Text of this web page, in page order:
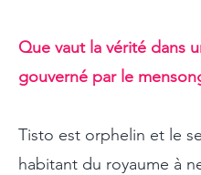
Que vaut la vérité dans
gouverné par le
Tisto est orphelin et le
habitant du royaume à